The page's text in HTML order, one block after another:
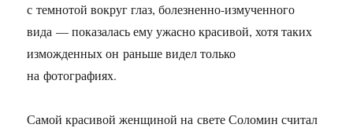
с темнотой вокруг глаз, болезненно-измученного
вида — показалась ему ужасно красивой, хотя таких
изможденных он раньше видел только
на фотографиях.
Самой красивой женщиной на свете Соломин считал